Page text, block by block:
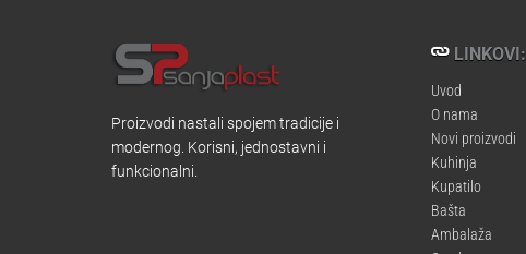
Proizvodi nastali spojem tradicije i
modernog. Korisni, jednostavni i
funkcionalni.
LINKOVI:
Uvod
O nama
Novi proizvodi
Kuhinja
Kupatilo
Bašta
Ambalaža